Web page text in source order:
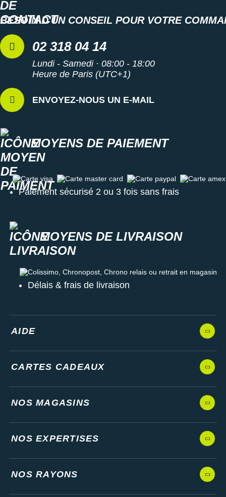
BESOIN D'UN CONSEIL POUR VOTRE
02 318 04 14
Lundi - Samedi · 08:00 - 18:00
Heure de Paris (UTC+1)
ENVOYEZ-NOUS UN E-MAIL
MOYENS DE PAIEMENT
Carte visa Carte master card Carte paypal Carte amex
Paiement sécurisé 2 ou 3 fois sans frais
MOYENS DE LIVRAISON
Colissimo, Chronopost, Chrono relais ou retrait en magasin
Délais & frais de livraison
AIDE
CARTES CADEAUX
NOS MAGASINS
NOS EXPERTISES
NOS RAYONS